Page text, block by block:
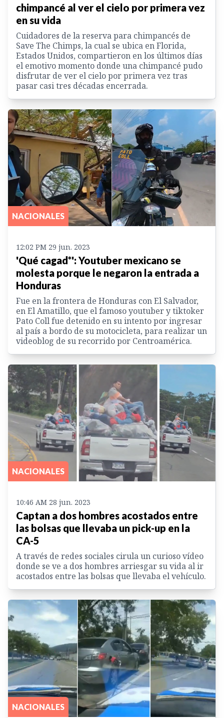
chimpancé al ver el cielo por primera vez
en su vida
Cuidadores de la reserva para chimpancés de
Save The Chimps, la cual se ubica en Florida,
Estados Unidos, compartieron en los últimos días
el emotivo momento donde una chimpancé pudo
disfrutar de ver el cielo por primera vez tras
pasar casi tres décadas encerrada.
NACIONALES
12:02 PM 29 jun. 2023
'Qué cagad*': Youtuber mexicano se
molesta porque le negaron la entrada a
Honduras
Fue en la frontera de Honduras con El Salvador,
en El Amatillo, que el famoso youtuber y tiktoker
Pato Coll fue detenido en su intento por ingresar
al país a bordo de su motocicleta, para realizar un
videoblog de su recorrido por Centroamérica.
NACIONALES
10:46 AM 28 jun. 2023
Captan a dos hombres acostados entre
las bolsas que llevaba un pick-up en la
CA-5
A través de redes sociales cirula un curioso vídeo
donde se ve a dos hombres arriesgar su vida al ir
acostados entre las bolsas que llevaba el vehículo.
NACIONALES